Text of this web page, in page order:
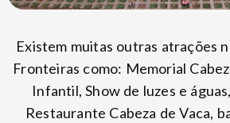
Existem muitas outras atrações
Fronteiras como: Memorial
Infantil, Show de luzes e
Restaurante Cabeza de Vaca,